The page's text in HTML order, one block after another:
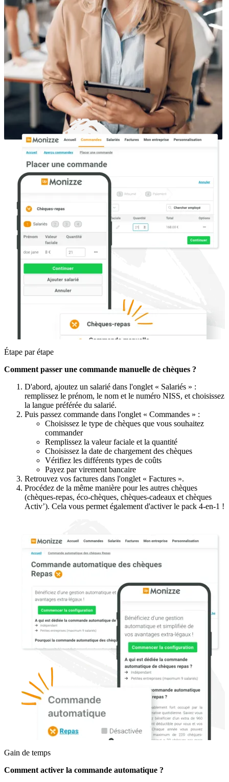
Étape par étape
Comment passer une commande manuelle de chèques ?
D'abord, ajoutez un salarié dans l'onglet « Salariés » :
remplissez le prénom, le nom et le numéro NISS, et choisissez
la langue préférée du salarié.
Puis passez commande dans l'onglet « Commandes » :
Choisissez le type de chèques que vous souhaitez
commander
Remplissez la valeur faciale et la quantité
Choisissez la date de chargement des chèques
Vérifiez les différents types de coûts
Payez par virement bancaire
Retrouvez vos factures dans l'onglet « Factures ».
Procédez de la même manière pour les autres chèques
(chèques-repas, éco-chèques, chèques-cadeaux et chèques
Activ’). Cela vous permet également d'activer le pack 4-en-1 !
Gain de temps
Comment activer la commande automatique ?